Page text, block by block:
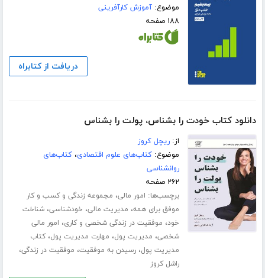
موضوع:آموزش کارآفرینی
۱۸۸ صفحه
دریافت از کتابراه
دانلود کتاب خودت را بشناس، پولت را بشناس
از:ریچل کروز
موضوع:کتاب‌های علوم اقتصادی،کتاب‌های
روانشناسی
۲۶۲ صفحه
برچسب‌ها: امور مالی، مجموعه زندگی و کسب و کار
موفق برای همه، مدیریت مالی، خودشناسی،شناخت
خود، موفقیت در زندگی شخصی و کاری، امور مالی
شخصی، مدیریت پول، مهارت مدیریت پول،کتاب
مدیریت پول،رسیدن به موفقیت، موفقیت در زندگی،
راشل کروز